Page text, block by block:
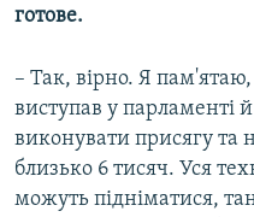
готове.
– Так, вірно. Я
виступав у парламенті
виконувати присягу та
близько 6 тисяч. Уся
можуть підніматися,